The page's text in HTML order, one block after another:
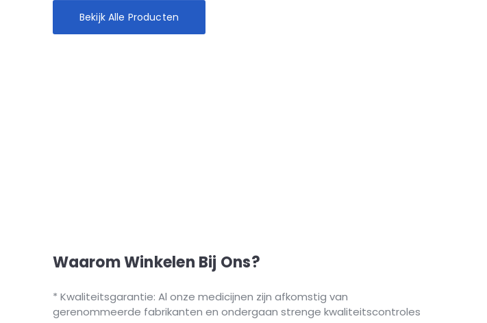
Bekijk Alle Producten
Waarom Winkelen Bij Ons?
Kwaliteitsgarantie: Al onze medicijnen zijn afkomstig van
gerenommeerde fabrikanten en ondergaan strenge kwaliteitscontroles